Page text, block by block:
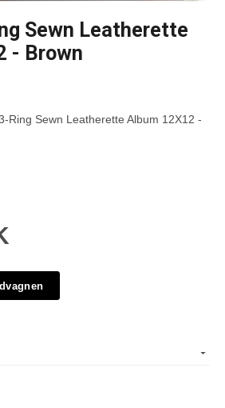
Sewn Leatherette
- Brown
Ring Sewn Leatherette Album 12X12 -